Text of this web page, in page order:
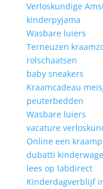
Verloskundige
kinderpyjama
Wasbare luiers
Terneuzen
rolschaatsen
baby sneakers
Kraamcadeau
peuterbedden
Wasbare luiers
vacature
Online een
dubatti
lees op labdirect
Kinderdagverblijf